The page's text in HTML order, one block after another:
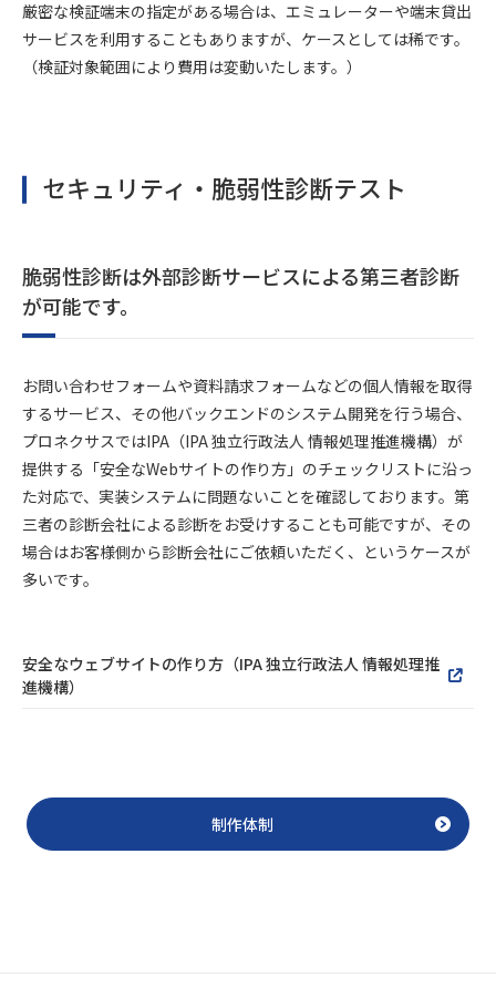
厳密な検証端末の指定がある場合は、エミュレーターや端末貸出
サービスを利用することもありますが、ケースとしては稀です。
（検証対象範囲により費用は変動いたします。）
セキュリティ・脆弱性診断テスト
脆弱性診断は外部診断サービスによる第三者診断
が可能です。
お問い合わせフォームや資料請求フォームなどの個人情報を取得
するサービス、その他バックエンドのシステム開発を行う場合、
プロネクサスではIPA（IPA 独立行政法人 情報処理推進機構）が
提供する「安全なWebサイトの作り方」のチェックリストに沿っ
た対応で、実装システムに問題ないことを確認しております。第
三者の診断会社による診断をお受けすることも可能ですが、その
場合はお客様側から診断会社にご依頼いただく、というケースが
多いです。
安全なウェブサイトの作り方（IPA 独立行政法人 情報処理推
進機構）
制作体制